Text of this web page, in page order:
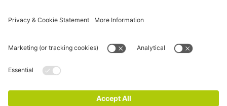
Productos
CGC
Contacto
Carrera